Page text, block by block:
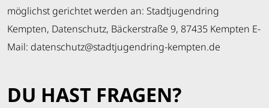
möglichst gerichtet werden an: Stadtjugendring
Kempten, Datenschutz, Bäckerstraße 9, 87435 Kempten E-
Mail: datenschutz@stadtjugendring-kempten.de
DU HAST FRAGEN?